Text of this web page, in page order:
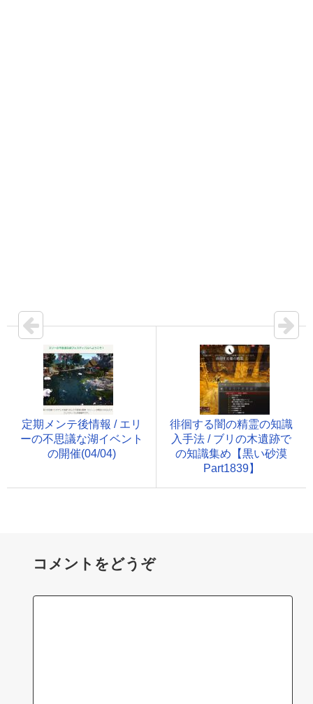
定期メンテ後情報 / エリ
ーの不思議な湖イベント
の開催(04/04)
徘徊する闇の精霊の知識
入手法 / ブリの木遺跡で
の知識集め【黒い砂漠
Part1839】
コメントをどうぞ